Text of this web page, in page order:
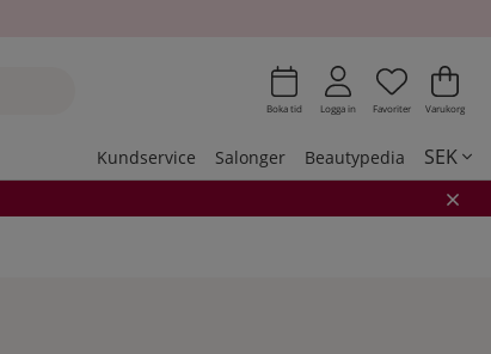
Boka tid Logga in Antal i
.
Favoriter .
Varukorg
Kundservice Salonger Beautypedia SEK